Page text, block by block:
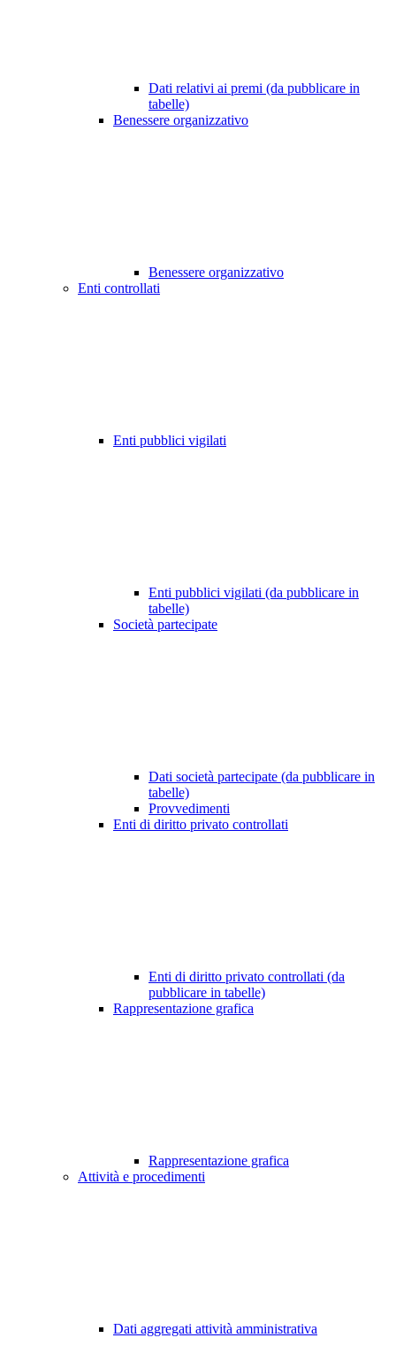
Dati relativi ai premi (da pubblicare in
tabelle)
Benessere organizzativo
Benessere organizzativo
Enti controllati
Enti pubblici vigilati
Enti pubblici vigilati (da pubblicare in
tabelle)
Società partecipate
Dati società partecipate (da pubblicare in
tabelle)
Provvedimenti
Enti di diritto privato controllati
Enti di diritto privato controllati (da
pubblicare in tabelle)
Rappresentazione grafica
Rappresentazione grafica
Attività e procedimenti
Dati aggregati attività amministrativa